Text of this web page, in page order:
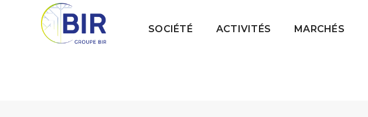
SOCIÉTÉ ACTIVITÉS MARCHÉS